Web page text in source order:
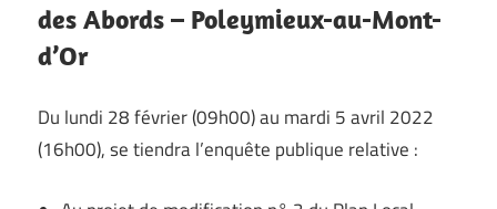
des Abords – Poleymieux-au-Mont-
d’Or
Du lundi 28 février (09h00) au mardi 5 avril 2022
(16h00), se tiendra l’enquête publique relative :